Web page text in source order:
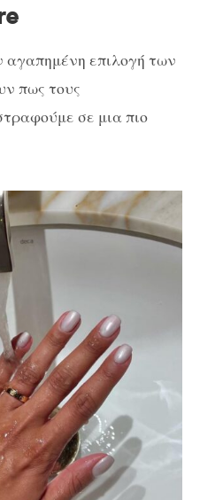
επιλογή των
πως τους
σε μια πιο